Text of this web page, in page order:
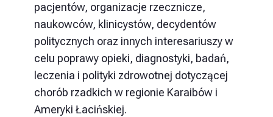
pacjentów, organizacje rzecznicze,
naukowców, klinicystów, decydentów
politycznych oraz innych interesariuszy w
celu poprawy opieki, diagnostyki, badań,
leczenia i polityki zdrowotnej dotyczącej
chorób rzadkich w regionie Karaibów i
Ameryki Łacińskiej.